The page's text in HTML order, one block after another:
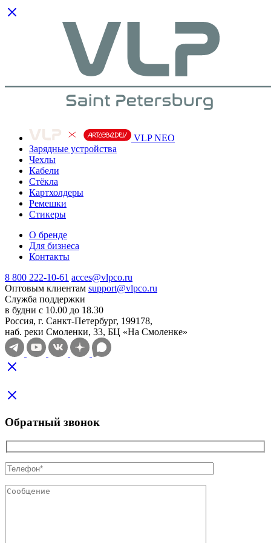
VLP NEO
Зарядные устройства
Чехлы
Кабели
Cтёкла
Картхолдеры
Ремешки
Стикеры
О бренде
Для бизнеса
Контакты
8 800 222-10-61 acces@vlpco.ru
Оптовым клиентам support@vlpco.ru
Служба поддержки
в будни с 10.00 до 18.30
Россия, г. Санкт-Петербург, 199178,
наб. реки Смоленки, 33, БЦ «На Смоленке»
Обратный звонок